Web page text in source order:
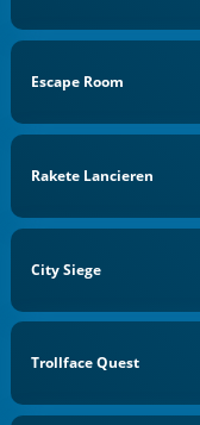
Escape Room
Rakete Lancieren
City Siege
Trollface Quest